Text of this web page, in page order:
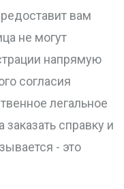
вам
не могут
напрямую
согласия
легальное
справку и
- это